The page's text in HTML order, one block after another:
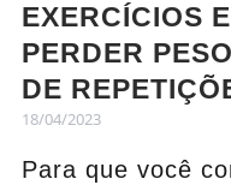
EXERCÍCIOS
PERDER
DE
18/04/2023
Para que você